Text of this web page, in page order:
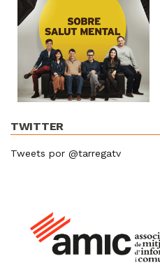
TWITTER
Tweets por @tarregatv